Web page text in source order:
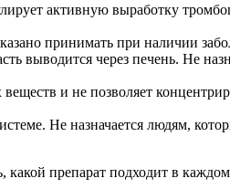
активную выработку
принимать при наличии
выводится через печень. Не
и не позволяет
Не назначается людям,
какой препарат подходит в